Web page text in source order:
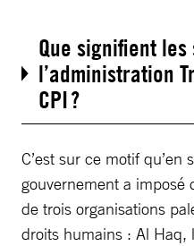
Que signifient
l’administration
CPI ?
C’est sur ce motif
gouvernement a imposé
de trois organisations
droits humains : Al Haq,